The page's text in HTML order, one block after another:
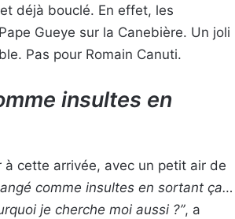
déjà bouclé. En effet, les
Gueye sur la Canebière. Un joli
Pas pour Romain Canuti.
insultes en
cette arrivée, avec un petit air de
comme insultes en sortant ça…
je cherche moi aussi ?”, a